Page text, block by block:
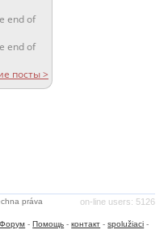
end of
end of
посты >
on-line users: 5126
práva
Форум -Помощь -контакт -spolužiaci -